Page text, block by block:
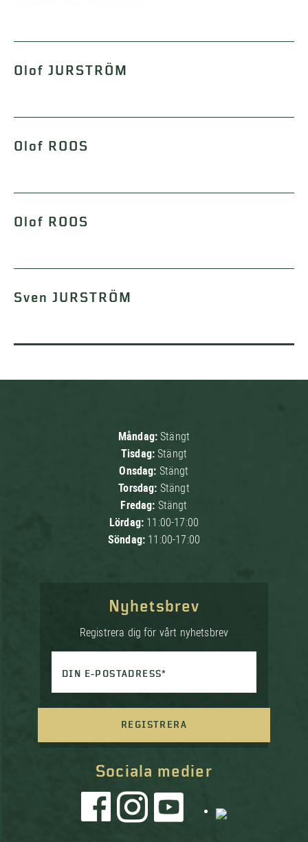
Olof JURSTRÖM
Olof ROOS
Olof ROOS
Sven JURSTRÖM
Måndag:Stängt
Tisdag:Stängt
Onsdag: Stängt
Torsdag: Stängt
Fredag: Stängt
Lördag: 11:00-17:00
Söndag: 11:00-17:00
Sociala medier
Nyhetsbrev
Registrera dig för vårt nyhetsbrev
DIN E-POSTADRESS*
REGISTRERA